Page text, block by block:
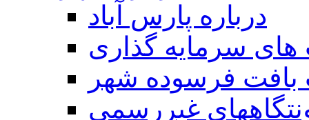
درباره پارس آباد
سرمایه گذاری
بافت فرسوده شهر
غیررسمی